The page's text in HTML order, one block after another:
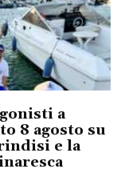
a
8 agosto su
e la